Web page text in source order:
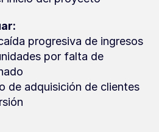
progresiva de ingresos